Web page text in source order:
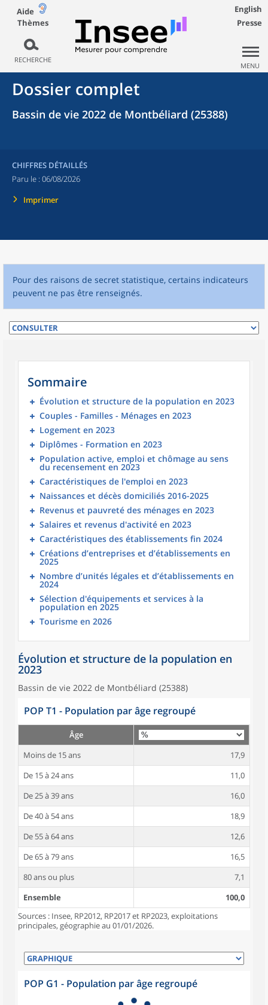
Aide
Thèmes
RECHERCHE
English
Presse
MENU
Dossier complet
Bassin de vie 2022 de Montbéliard (25388)
CHIFFRES DÉTAILLÉS
Paru le : 06/08/2026
Imprimer
Pour des raisons de secret statistique, certains indicateurs
peuvent ne pas être renseignés.
Sommaire
Évolution et structure de la population en 2023
Couples - Familles - Ménages en 2023
Logement en 2023
Diplômes - Formation en 2023
Population active, emploi et chômage au sens
du recensement en 2023
Caractéristiques de l'emploi en 2023
Naissances et décès domiciliés 2016-2025
Revenus et pauvreté des ménages en 2023
Salaires et revenus d'activité en 2023
Caractéristiques des établissements fin 2024
Créations d’entreprises et d’établissements en
2025
Nombre d’unités légales et d’établissements en
2024
Sélection d'équipements et services à la
population en 2025
Tourisme en 2026
Évolution et structure de la population en
2023
Bassin de vie 2022 de Montbéliard (25388)
POP T1 - Population par âge regroupé
Âge
Moins de 15 ans
17,9
De 15 à 24 ans
11,0
De 25 à 39 ans
16,0
De 40 à 54 ans
18,9
De 55 à 64 ans
12,6
De 65 à 79 ans
16,5
80 ans ou plus
7,1
Ensemble
100,0
Sources : Insee, RP2012, RP2017 et RP2023, exploitations
principales, géographie au 01/01/2026.
POP G1 - Population par âge regroupé